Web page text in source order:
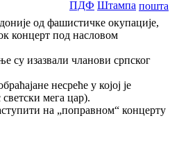
од фашистичке окупације,
концерт под насловом
су изазвали чланови српског
несреће у којој је
мега цар).
на „поправном“ концерту